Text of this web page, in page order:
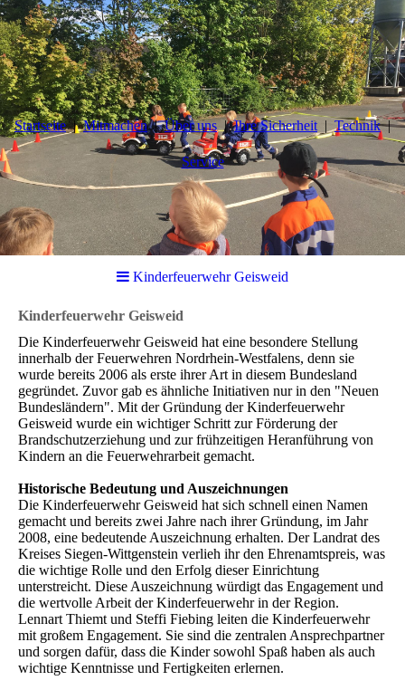
Startseite Mitmachen Über uns Ihre Sicherheit Technik
Service
Kinderfeuerwehr Geisweid
Kinderfeuerwehr Geisweid
Die Kinderfeuerwehr Geisweid hat eine besondere Stellung
innerhalb der Feuerwehren Nordrhein-Westfalens, denn sie
wurde bereits 2006 als erste ihrer Art in diesem Bundesland
gegründet. Zuvor gab es ähnliche Initiativen nur in den "Neuen
Bundesländern". Mit der Gründung der Kinderfeuerwehr
Geisweid wurde ein wichtiger Schritt zur Förderung der
Brandschutzerziehung und zur frühzeitigen Heranführung von
Kindern an die Feuerwehrarbeit gemacht.
Historische Bedeutung und Auszeichnungen
Die Kinderfeuerwehr Geisweid hat sich schnell einen Namen
gemacht und bereits zwei Jahre nach ihrer Gründung, im Jahr
2008, eine bedeutende Auszeichnung erhalten. Der Landrat des
Kreises Siegen-Wittgenstein verlieh ihr den Ehrenamtspreis, was
die wichtige Rolle und den Erfolg dieser Einrichtung
unterstreicht. Diese Auszeichnung würdigt das Engagement und
die wertvolle Arbeit der Kinderfeuerwehr in der Region.
Lennart Thiemt und Steffi Fiebing leiten die Kinderfeuerwehr
mit großem Engagement. Sie sind die zentralen Ansprechpartner
und sorgen dafür, dass die Kinder sowohl Spaß haben als auch
wichtige Kenntnisse und Fertigkeiten erlernen.